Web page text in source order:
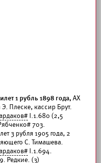
1 рубль 1898 года,АХ
Плеске, кассир Брут.
I.1.680 (2,5
703.
3 рубля 1905 года, 2
С. Тимашева.
I.1.694.
Редкие. (3)